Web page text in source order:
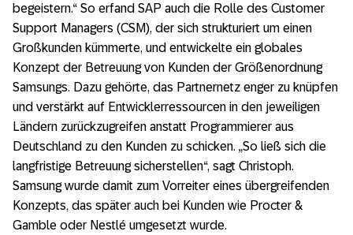
begeistern.“ So erfand SAP auch die Rolle des Customer
Support Managers (CSM), der sich strukturiert um einen
Großkunden kümmerte, und entwickelte ein globales
Konzept der Betreuung von Kunden der Größenordnung
Samsungs. Dazu gehörte, das Partnernetz enger zu knüpfen
und verstärkt auf Entwicklerressourcen in den jeweiligen
Ländern zurückzugreifen anstatt Programmierer aus
Deutschland zu den Kunden zu schicken. „So ließ sich die
langfristige Betreuung sicherstellen“, sagt Christoph.
Samsung wurde damit zum Vorreiter eines übergreifenden
Konzepts, das später auch bei Kunden wie Procter &
Gamble oder Nestlé umgesetzt wurde.